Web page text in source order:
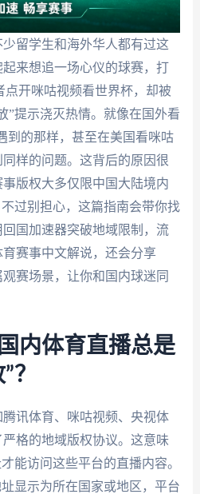
留学生和海外华人都有过这
来想追一场心仪的球赛，打
开咪咕视频看世界杯，却被
”提示浇灭热情。就像在国外看
到的那样，甚至在美国看咪咕
样的问题。这背后的原因很
版权大多仅限中国大陆境内
过别担心，这篇指南会带你找
国加速器突破地域限制，流
赛事中文解说，还会分享
赛场景，让你和国内球迷同
内体育直播总是
？
讯体育、咪咕视频、央视体
格的地域版权协议。这意味
能访问这些平台的直播内容。
显示为所在国家或地区，平台